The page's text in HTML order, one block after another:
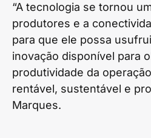
“A tecnologia se tornou
produtores e a
para que ele possa
inovação disponível para
produtividade da
rentável, sustentável e
Marques.